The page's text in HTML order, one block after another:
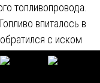
топливопровода.
впиталось в
с иском
вреда.